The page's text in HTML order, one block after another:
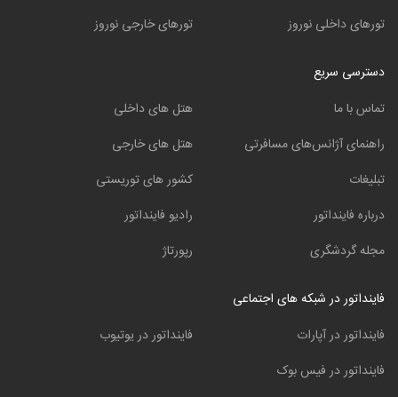
تورهای داخلی نوروز
تورهای خارجی نوروز
دسترسی سریع
تماس با ما
راهنمای آژانس‌های مسافرتی
تبلیغات
درباره فاینداتور
مجله گردشگری
هتل های داخلی
هتل های خارجی
کشور های توریستی
رادیو فاینداتور
رپورتاژ
فاینداتور در شبکه های اجتماعی
فاینداتور در آپارات
فاینداتور در فیس بوک
فاینداتور در یوتیوب